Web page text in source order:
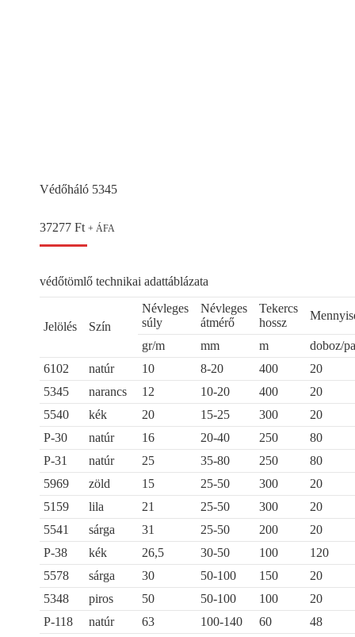
Védőháló 5345
37277 Ft + ÁFA
védőtömlő technikai adattáblázata
Jelölés Szín
Névleges
súly
Névleges
átmérő
Tekercs
hossz
gr/m mm m
doboz/
6102
natúr 10 8-20 400
20
5345
narancs 12 10-20 400
20
5540
kék 20 15-25 300
20
P-30
natúr 16 20-40 250
80
P-31
natúr 25 35-80 250
80
5969
zöld 15 25-50 300
20
5159
lila 21 25-50 300
20
5541
sárga 31 25-50 200
20
P-38
kék 26,5 30-50 100
120
5578
sárga 30 50-100 150
20
5348
piros 50 50-100 100
20
P-118
natúr 63 100-140 60
48